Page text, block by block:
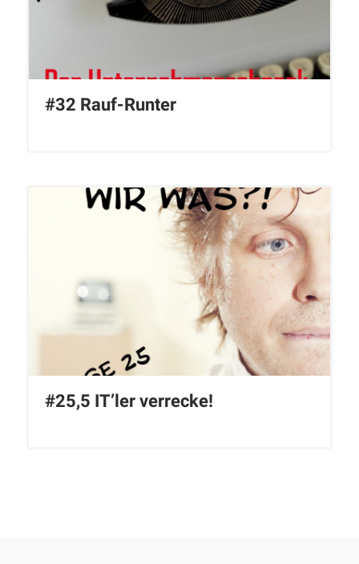
#32 Rauf-Runter
#25,5 IT’ler verrecke!